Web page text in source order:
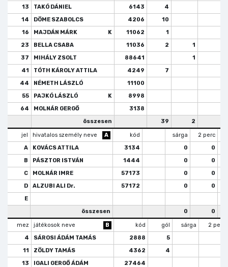
13
TAKÓ DÁNIEL 6143
4
14
DÖME SZABOLCS 4206 10
16
MAJDÁN MÁRK K 11062
1
23
BELLA CSABA 11036 2
1
37
MIHÁLY ZSOLT 88641 1
41
TÓTH KÁROLY ATTILA 4249 7
44
NÉMETH LÁSZLÓ
11100
55
PAJKÓ LÁSZLÓ K
8998
64
MOLNÁR GERGŐ
3138
összesen
39 2
jel hivatalos személy neve A kód sárga 2 perc
A
KOVÁCS ATTILA 3134 0
0
B
PÁSZTOR ISTVÁN 1444 0
0
C
MOLNÁR IMRE 57173 0
0
D
ALZUBI ALI Dr. 57172 0
0
E
összesen
0 0
mez játékosok neve B kód gól sárga
2 perc
4
SÁROSI ÁDÁM TAMÁS 2888
5
11
ZÖLDY TAMÁS 4362
4
13
IGALI GERGŐ ÁDÁM
27464